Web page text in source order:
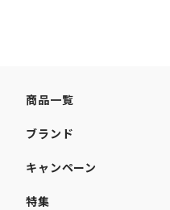
商品一覧
ブランド
キャンペーン
特集